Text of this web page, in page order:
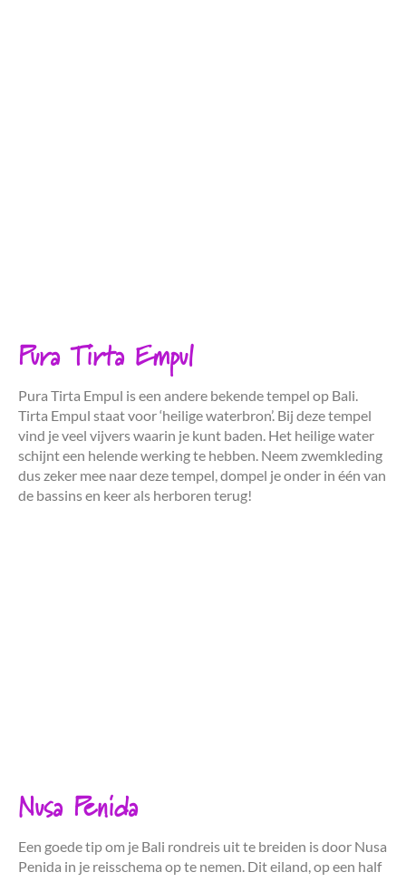
Pura Tirta Empul
Pura Tirta Empul is een andere bekende tempel op Bali.
Tirta Empul staat voor ‘heilige waterbron’. Bij deze tempel
vind je veel vijvers waarin je kunt baden. Het heilige water
schijnt een helende werking te hebben. Neem zwemkleding
dus zeker mee naar deze tempel, dompel je onder in één van
de bassins en keer als herboren terug!
Nusa Penida
Een goede tip om je Bali rondreis uit te breiden is door Nusa
Penida in je reisschema op te nemen. Dit eiland, op een half